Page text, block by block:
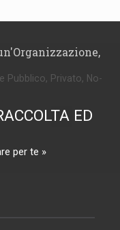
Pubblico, Privato, No-
ED
per te »